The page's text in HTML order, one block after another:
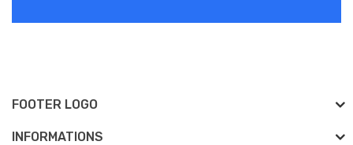
FOOTER LOGO
INFORMATIONS